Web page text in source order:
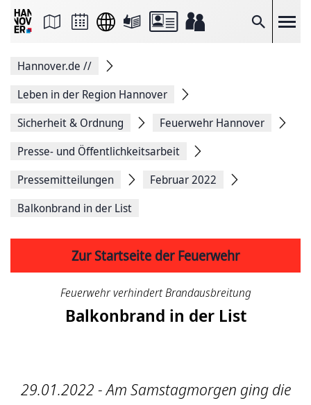
Suche
Seite
Facebook
teilen
Seitenlink
Seite
Hannover.de //
Leben in der Region Hannover
Sicherheit & Ordnung
Feuerwehr Hannover
Presse- und Öffentlichkeitsarbeit
Pressemitteilungen
Februar 2022
Balkonbrand in der List
Zur Startseite der Feuerwehr
Feuerwehr verhindert Brandausbreitung
Balkonbrand in der List
29.01.2022 - Am Samstagmorgen ging die